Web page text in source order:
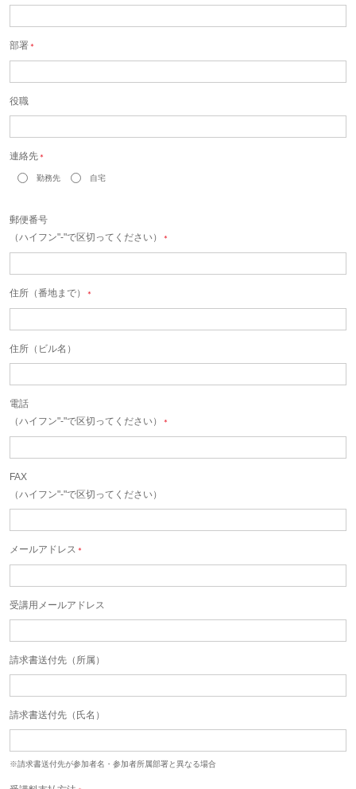
部署 ＊
役職
連絡先 ＊
勤務先 自宅
郵便番号
（ハイフン"-"で区切ってください）
＊
住所（番地まで） ＊
住所（ビル名）
電話
（ハイフン"-"で区切ってください）
＊
FAX
（ハイフン"-"で区切ってください）
メールアドレス ＊
受講用メールアドレス
請求書送付先（所属）
請求書送付先（氏名）
※請求書送付先が参加者名・参加者所属部署と異なる場合